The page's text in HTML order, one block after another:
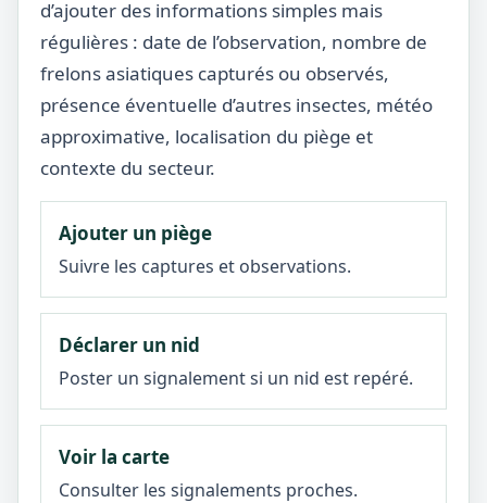
d’ajouter des informations simples mais
régulières : date de l’observation, nombre de
frelons asiatiques capturés ou observés,
présence éventuelle d’autres insectes, météo
approximative, localisation du piège et
contexte du secteur.
Ajouter un piège
Suivre les captures et observations.
Déclarer un nid
Poster un signalement si un nid est repéré.
Voir la carte
Consulter les signalements proches.